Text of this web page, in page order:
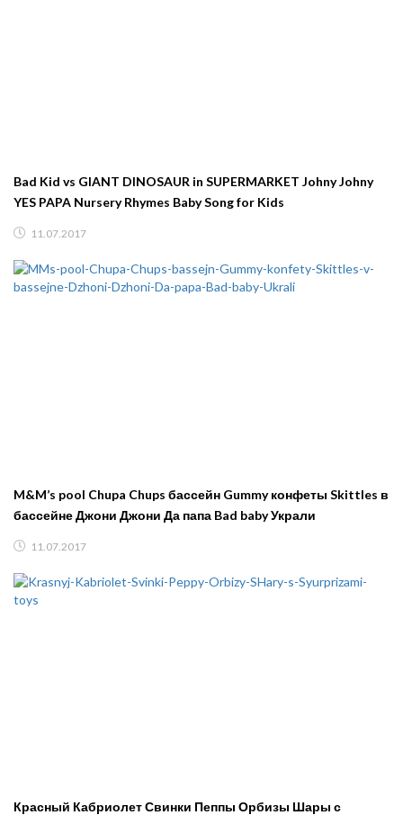
Bad Kid vs GIANT DINOSAUR in SUPERMARKET Johny Johny
YES PAPA Nursery Rhymes Baby Song for Kids
11.07.2017
M&M’s pool Chupa Chups бассейн Gummy конфеты Skittles в
бассейне Джони Джони Да папа Bad baby Украли
11.07.2017
Красный Кабриолет Свинки Пеппы Орбизы Шары с